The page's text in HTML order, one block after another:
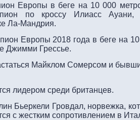
Европы в беге на 10 000
по кроссу Илиасс
Ла-Мандрия.
Европы 2018 года в беге на
Джимми Грессье.
Майклом Сомерсом и
лидером среди британцев.
Бьеркели Гровдал, норвежка,
с жестким сопротивлением в